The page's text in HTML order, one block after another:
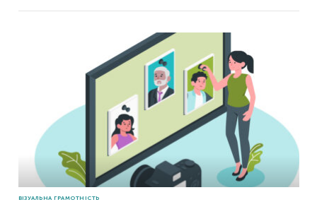
ВІЗУАЛЬНА ГРАМОТНІСТЬ